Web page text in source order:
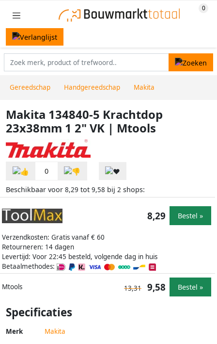
Gereedschap Handgereedschap Makita
Makita 134840-5 Krachtdop
23x38mm 1 2" VK | Mtools
0
Beschikbaar voor 8,29 tot 9,58 bij 2 shops:
Verzendkosten: Gratis vanaf € 60
Retourneren: 14 dagen
Levertijd: Voor 22:45 besteld, volgende dag in huis
Betaalmethodes:
8,29 Bestel »
Mtools 13,31 9,58 Bestel »
Specificaties
Merk Makita